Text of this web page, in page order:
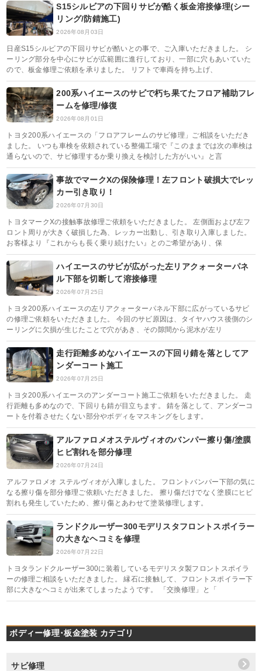
S15シルビアの下回りサビが酷く板金溶接修理(シー
リング/防錆施工)
2026年08月03日
日産S15シルビアの下回りサビが酷いとの事で、ご入庫いただきました。 シ
ーリング部分を中心にサビが広範囲に進行しており、一部に穴もあいていた
ので、板金修理ご依頼を承りました。 リフトで車両を持ち上げ、
200系ハイエースのサビで朽ち果てたフロア補助フレ
ームを修理/修復
2026年08月01日
トヨタ200系ハイエースの「フロアフレームのサビ修理」ご相談をいただき
ました。 いつも車検を依頼されている整備工場で『このままでは次の車検は
通らないので、サビ修理するか乗り換えを検討した方がいい』と言
事故でマークXの保険修理！左フロント破損大でレッ
カー引き取り！
2026年07月30日
トヨタマークXの接触事故修理ご依頼をいただきました。 左側面および左フ
ロント周りが大きく破損した為、レッカー出動し、引き取り入庫しました。
お客様より『これからも長く乗り続けたい』とのご希望があり、保
ハイエースのサビが広がった左リアクォーターパネ
ル下部を切断して溶接修理
2026年07月25日
トヨタ200系ハイエースの左リアクォーターパネル下部に広がっているサビ
の修理ご依頼をいただきました。 今回のサビ原因は、タイヤハウス後側のシ
ーリングに欠損が生じたことで穴があき、その隙間から泥水が左リ
走行距離多めなハイエースの下回り錆を落としてア
ンダーコート施工
2026年07月25日
トヨタ200系ハイエースのアンダーコート施工ご依頼をいただきました。 走
行距離も多めなので、下回りも錆が目立ちます。 錆を落として、アンダーコ
ートを付着させたくない部分やボディをマスキングをします。
アルファロメオステルヴィオのバンパー擦り傷/塗膜
ヒビ割れを部分修理
2026年07月24日
アルファロメオ ステルヴィオが入庫しました。 フロントバンパー下部の気に
なる擦り傷を部分修理ご依頼いただきました。 擦り傷だけでなく塗膜にヒビ
割れも発生していたため、擦り傷とあわせて塗装修理します。
ランドクルーザー300モデリスタフロントスポイラー
の大きなヘコミを修理
2026年07月22日
トヨタランドクルーザー300に装着しているモデリスタ製フロントスポイラ
ーの修理ご相談をいただきました。 縁石に接触して、フロントスポイラー下
部に大きなヘコミが出来てしまったようです。 「交換修理」と「
ボディー修理･板金塗装 カテゴリ
サビ修理